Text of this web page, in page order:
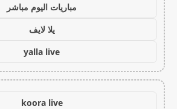
مباريات اليوم مباشر
يلا لايف
yalla live
koora live